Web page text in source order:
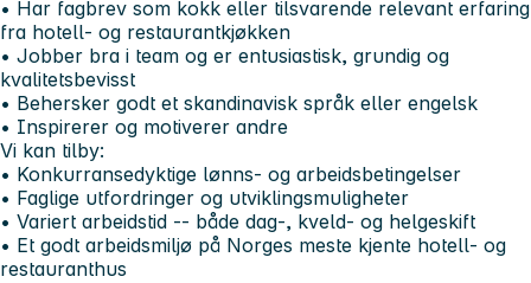
• Har fagbrev som kokk eller tilsvarende relevant erfaring
fra hotell- og restaurantkjøkken
• Jobber bra i team og er entusiastisk, grundig og
kvalitetsbevisst
• Behersker godt et skandinavisk språk eller engelsk
• Inspirerer og motiverer andre
Vi kan tilby:
• Konkurransedyktige lønns- og arbeidsbetingelser
• Faglige utfordringer og utviklingsmuligheter
• Variert arbeidstid -- både dag-, kveld- og helgeskift
• Et godt arbeidsmiljø på Norges meste kjente hotell- og
restauranthus